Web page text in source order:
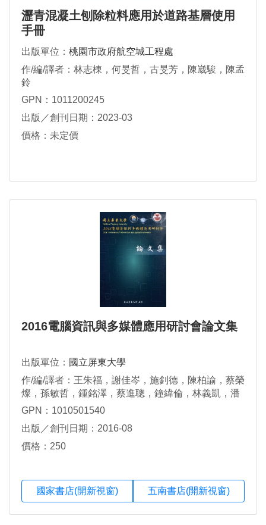
瀝青混凝土刨除粒料應用於道路基層使用
手冊
出版單位： 桃園市政府航空城工程處
作/編/譯者：林志棟，何旻哲，古旻芳，陳崴駿，陳孟
鈴
GPN：1011200245
出版／創刊日期：2023-03
價格：未定價
2016電腦資訊與多媒體應用研討會論文集
出版單位： 國立屏東大學
作/編/譯者：王朱福，謝佳岑，施釗德，陳柏諭，蔡榮
燦，孫敏哲，鍾銘澤，蔡進聰，鐘緯倫，林義凱，潘
俊龍，李柏融，陳佳靖，吳家佑，黃樹乾，鄭昀姍，
儀，易昀緻，高宏瑋，郭承佑，李明錡，許家逢，陳
冠霖，楊中皇，張瑞觀，高梓淇，劉建源，黃國峰，
GPN：1010501540
出版／創刊日期：2016-08
價格：250
國家書店(開新視窗) 五南書店(開新視窗)